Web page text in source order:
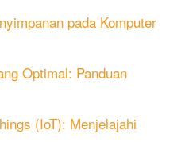
pada Komputer
Optimal: Panduan
(IoT): Menjelajahi